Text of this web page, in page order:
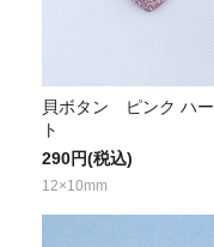
貝ボタン ピンク ハー
ト
290円(税込)
12×10mm